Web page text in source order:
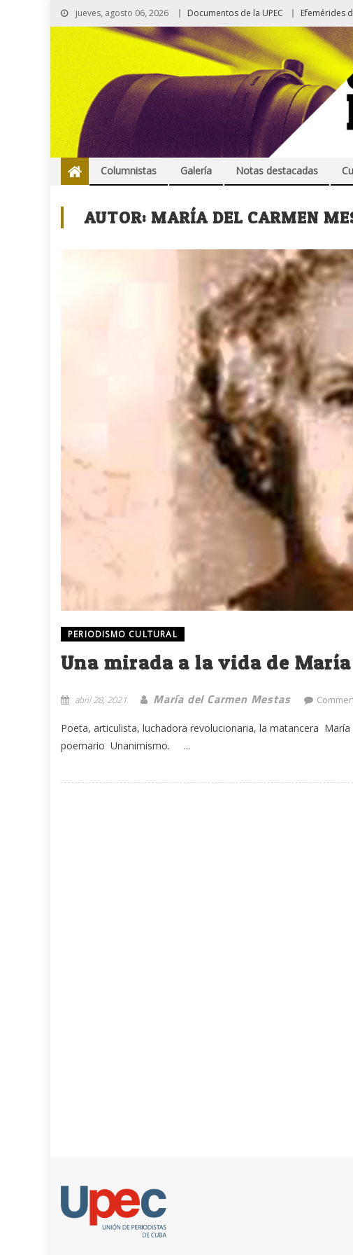
jueves, agosto 06, 2026 Documentos de la UPEC Efemérides
Columnistas Galería Notas destacadas
AUTOR:MARÍA DEL CARMEN
PERIODISMO CULTURAL
Una mirada a la vida de
abril 28, 2021 María del Carmen Mestas
Poeta, articulista, luchadora revolucionaria, la matancera
poemario Unanimismo. ...